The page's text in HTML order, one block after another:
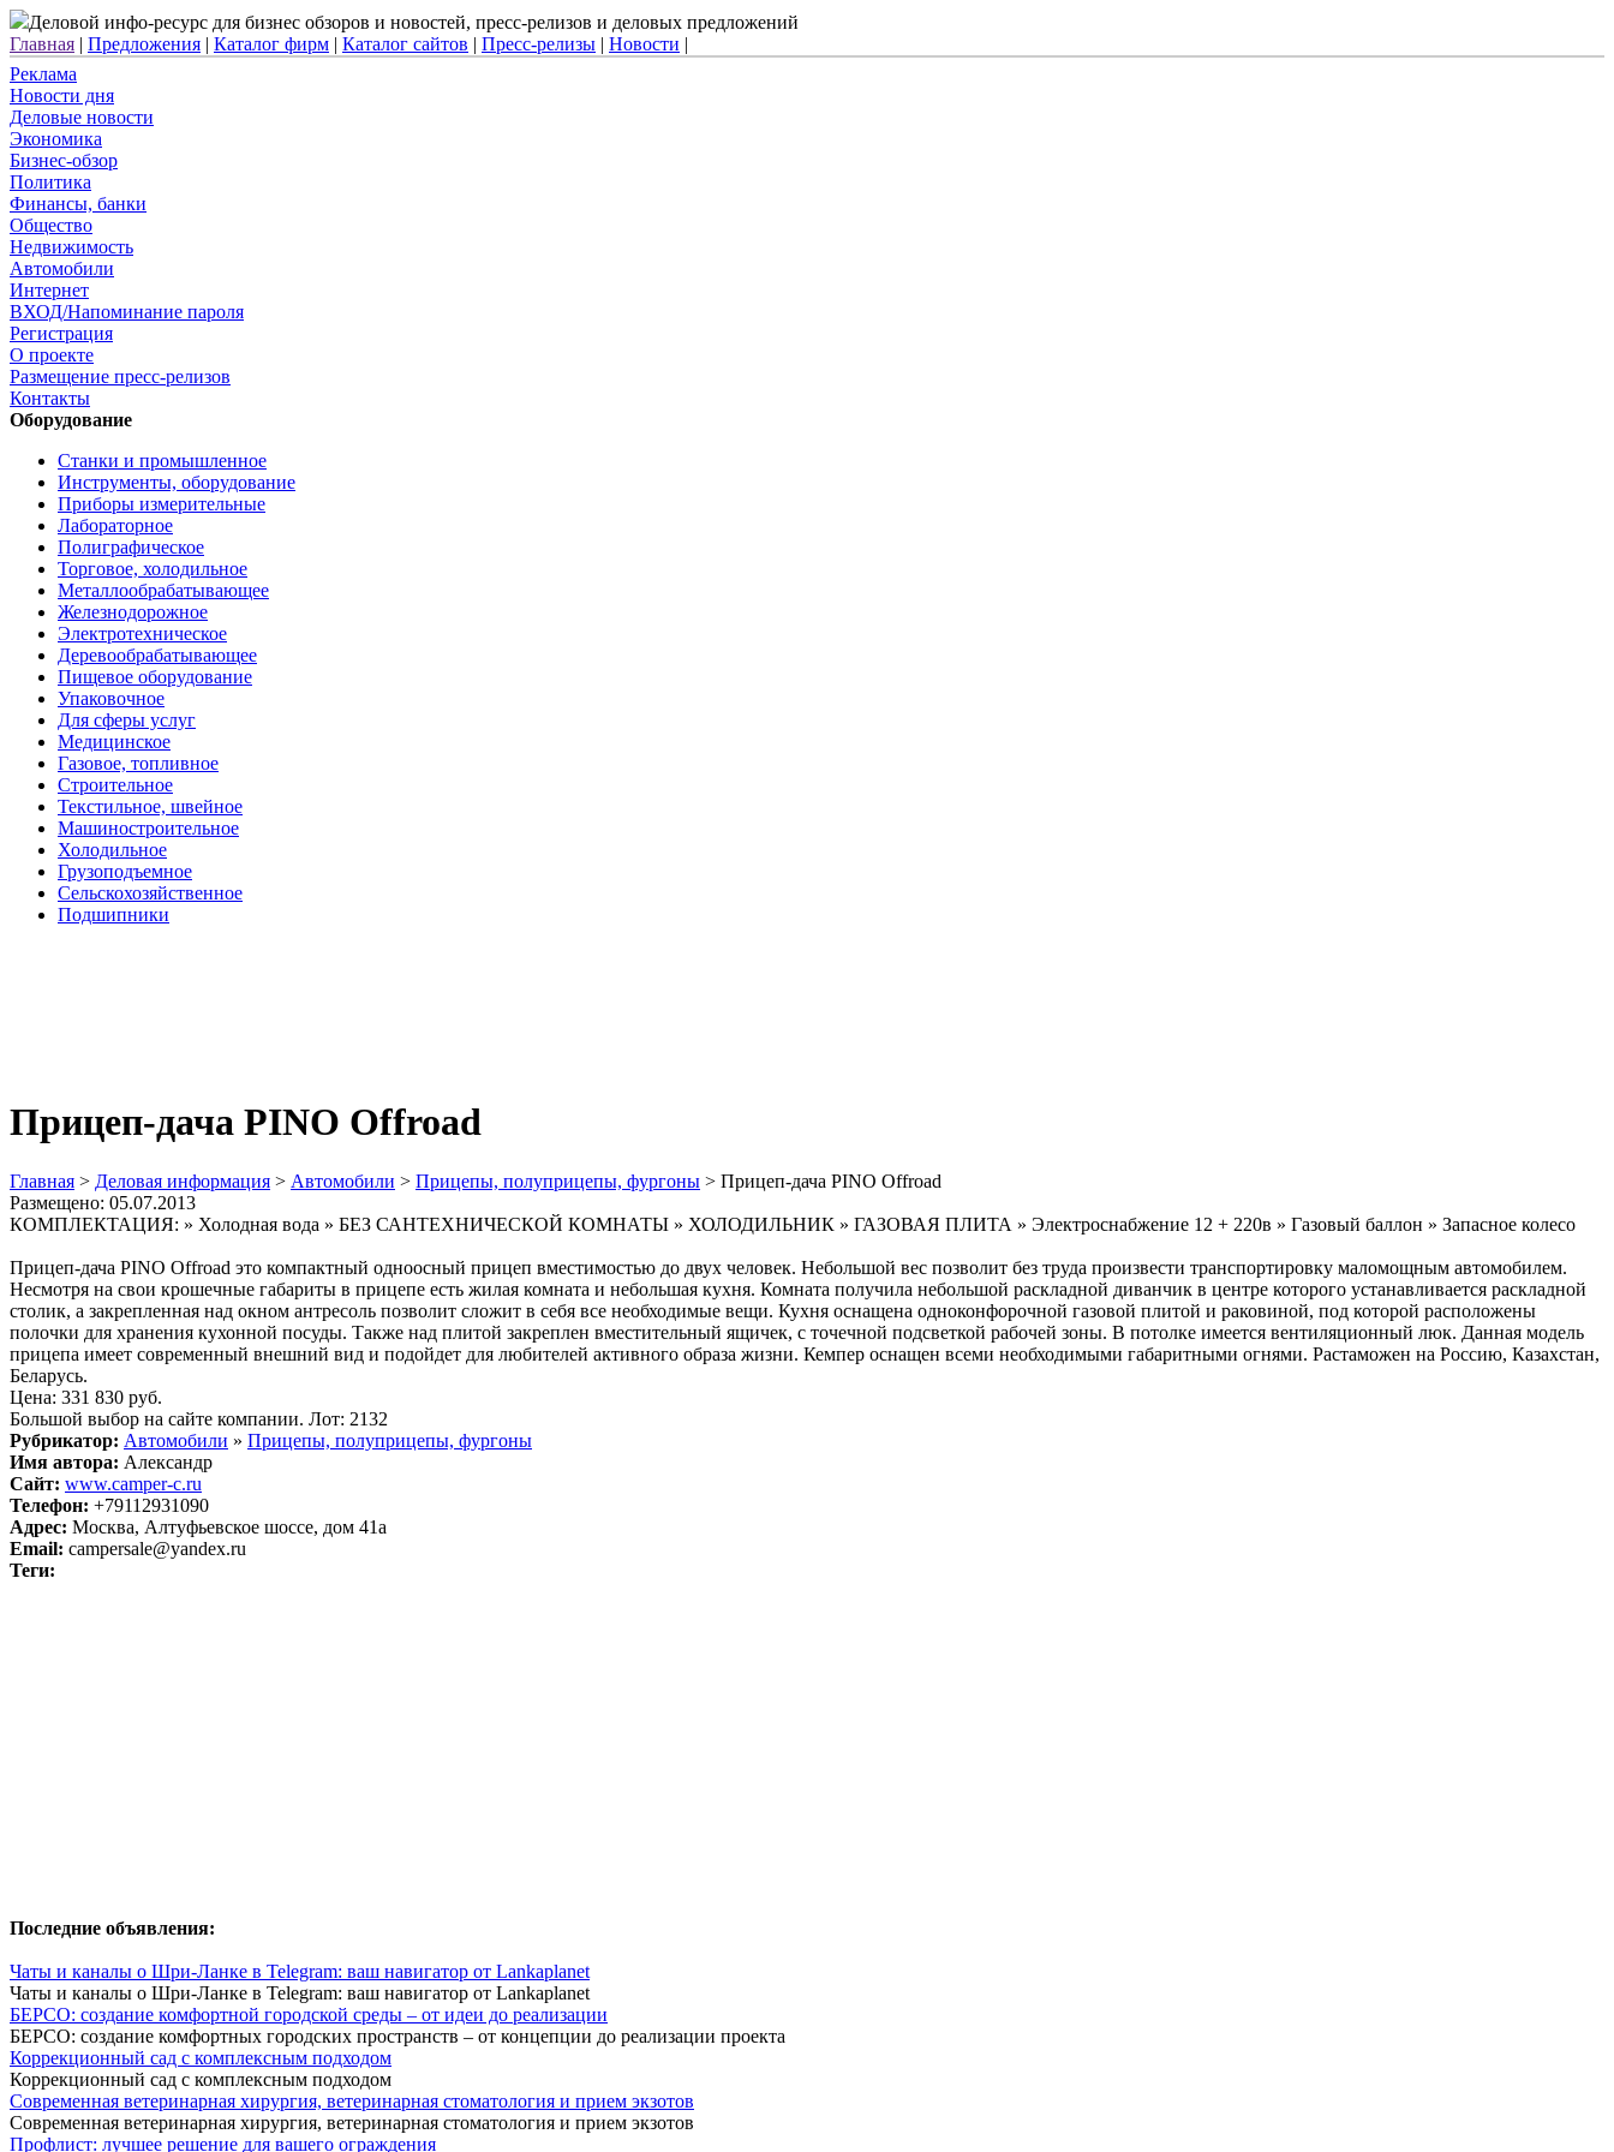
Деловой инфо-ресурс для бизнес обзоров и новостей, пресс-релизов и деловых предложений
Главная | Предложения | Каталог фирм | Каталог сайтов | Пресс-релизы | Новости |
Реклама
Новости дня
Деловые новости
Экономика
Бизнес-обзор
Политика
Финансы, банки
Общество
Недвижимость
Автомобили
Интернет
ВХОД/Напоминание пароля
Регистрация
О проекте
Размещение пресс-релизов
Контакты
Оборудование
Станки и промышленное
Инструменты, оборудование
Приборы измерительные
Лабораторное
Полиграфическое
Торговое, холодильное
Металлообрабатывающее
Железнодорожное
Электротехническое
Деревообрабатывающее
Пищевое оборудование
Упаковочное
Для сферы услуг
Медицинское
Газовое, топливное
Строительное
Текстильное, швейное
Машиностроительное
Холодильное
Грузоподъемное
Сельскохозяйственное
Подшипники
Прицеп-дача PINO Offroad
Главная > Деловая информация > Автомобили > Прицепы, полуприцепы, фургоны > Прицеп-дача PINO Offroad
Размещено: 05.07.2013
КОМПЛЕКТАЦИЯ: » Холодная вода » БЕЗ САНТЕХНИЧЕСКОЙ КОМНАТЫ » ХОЛОДИЛЬНИК » ГАЗОВАЯ ПЛИТА » Электроснабжение 12 + 220в » Газовый баллон » Запасное колесо
Прицеп-дача PINO Offroad это компактный одноосный прицеп вместимостью до двух человек. Небольшой вес позволит без труда произвести транспортировку маломощным автомобилем.
Несмотря на свои крошечные габариты в прицепе есть жилая комната и небольшая кухня. Комната получила небольшой раскладной диванчик в центре которого устанавливается раскладной
столик, а закрепленная над окном антресоль позволит сложит в себя все необходимые вещи. Кухня оснащена одноконфорочной газовой плитой и раковиной, под которой расположены
полочки для хранения кухонной посуды. Также над плитой закреплен вместительный ящичек, с точечной подсветкой рабочей зоны. В потолке имеется вентиляционный люк. Данная модель
прицепа имеет современный внешний вид и подойдет для любителей активного образа жизни. Кемпер оснащен всеми необходимыми габаритными огнями. Растаможен на Россию, Казахстан,
Беларусь.
Цена: 331 830 руб.
Большой выбор на сайте компании. Лот: 2132
Рубрикатор: Автомобили » Прицепы, полуприцепы, фургоны
Имя автора: Александр
Сайт: www.camper-c.ru
Телефон: +79112931090
Адрес: Москва, Алтуфьевское шоссе, дом 41а
Email: campersale@yandex.ru
Теги:
Последние объявления:
Чаты и каналы о Шри-Ланке в Telegram: ваш навигатор от Lankaplanet
Чаты и каналы о Шри-Ланке в Telegram: ваш навигатор от Lankaplanet
БЕРСО: создание комфортной городской среды – от идеи до реализации
БЕРСО: создание комфортных городских пространств – от концепции до реализации проекта
Коррекционный сад с комплексным подходом
Коррекционный сад с комплексным подходом
Современная ветеринарная хирургия, ветеринарная стоматология и прием экзотов
Современная ветеринарная хирургия, ветеринарная стоматология и прием экзотов
Профлист: лучшее решение для вашего ограждения